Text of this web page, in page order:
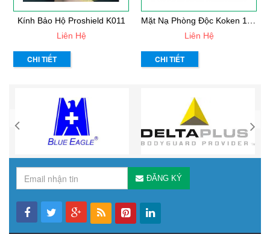
Kính Bảo Hộ Proshield K011
Liên Hệ
CHI TIẾT
M
Ặt Nạ Phòng Độc Koken 1005RR
Liên Hệ
CHI TIẾT
ĐĂNG KÝ